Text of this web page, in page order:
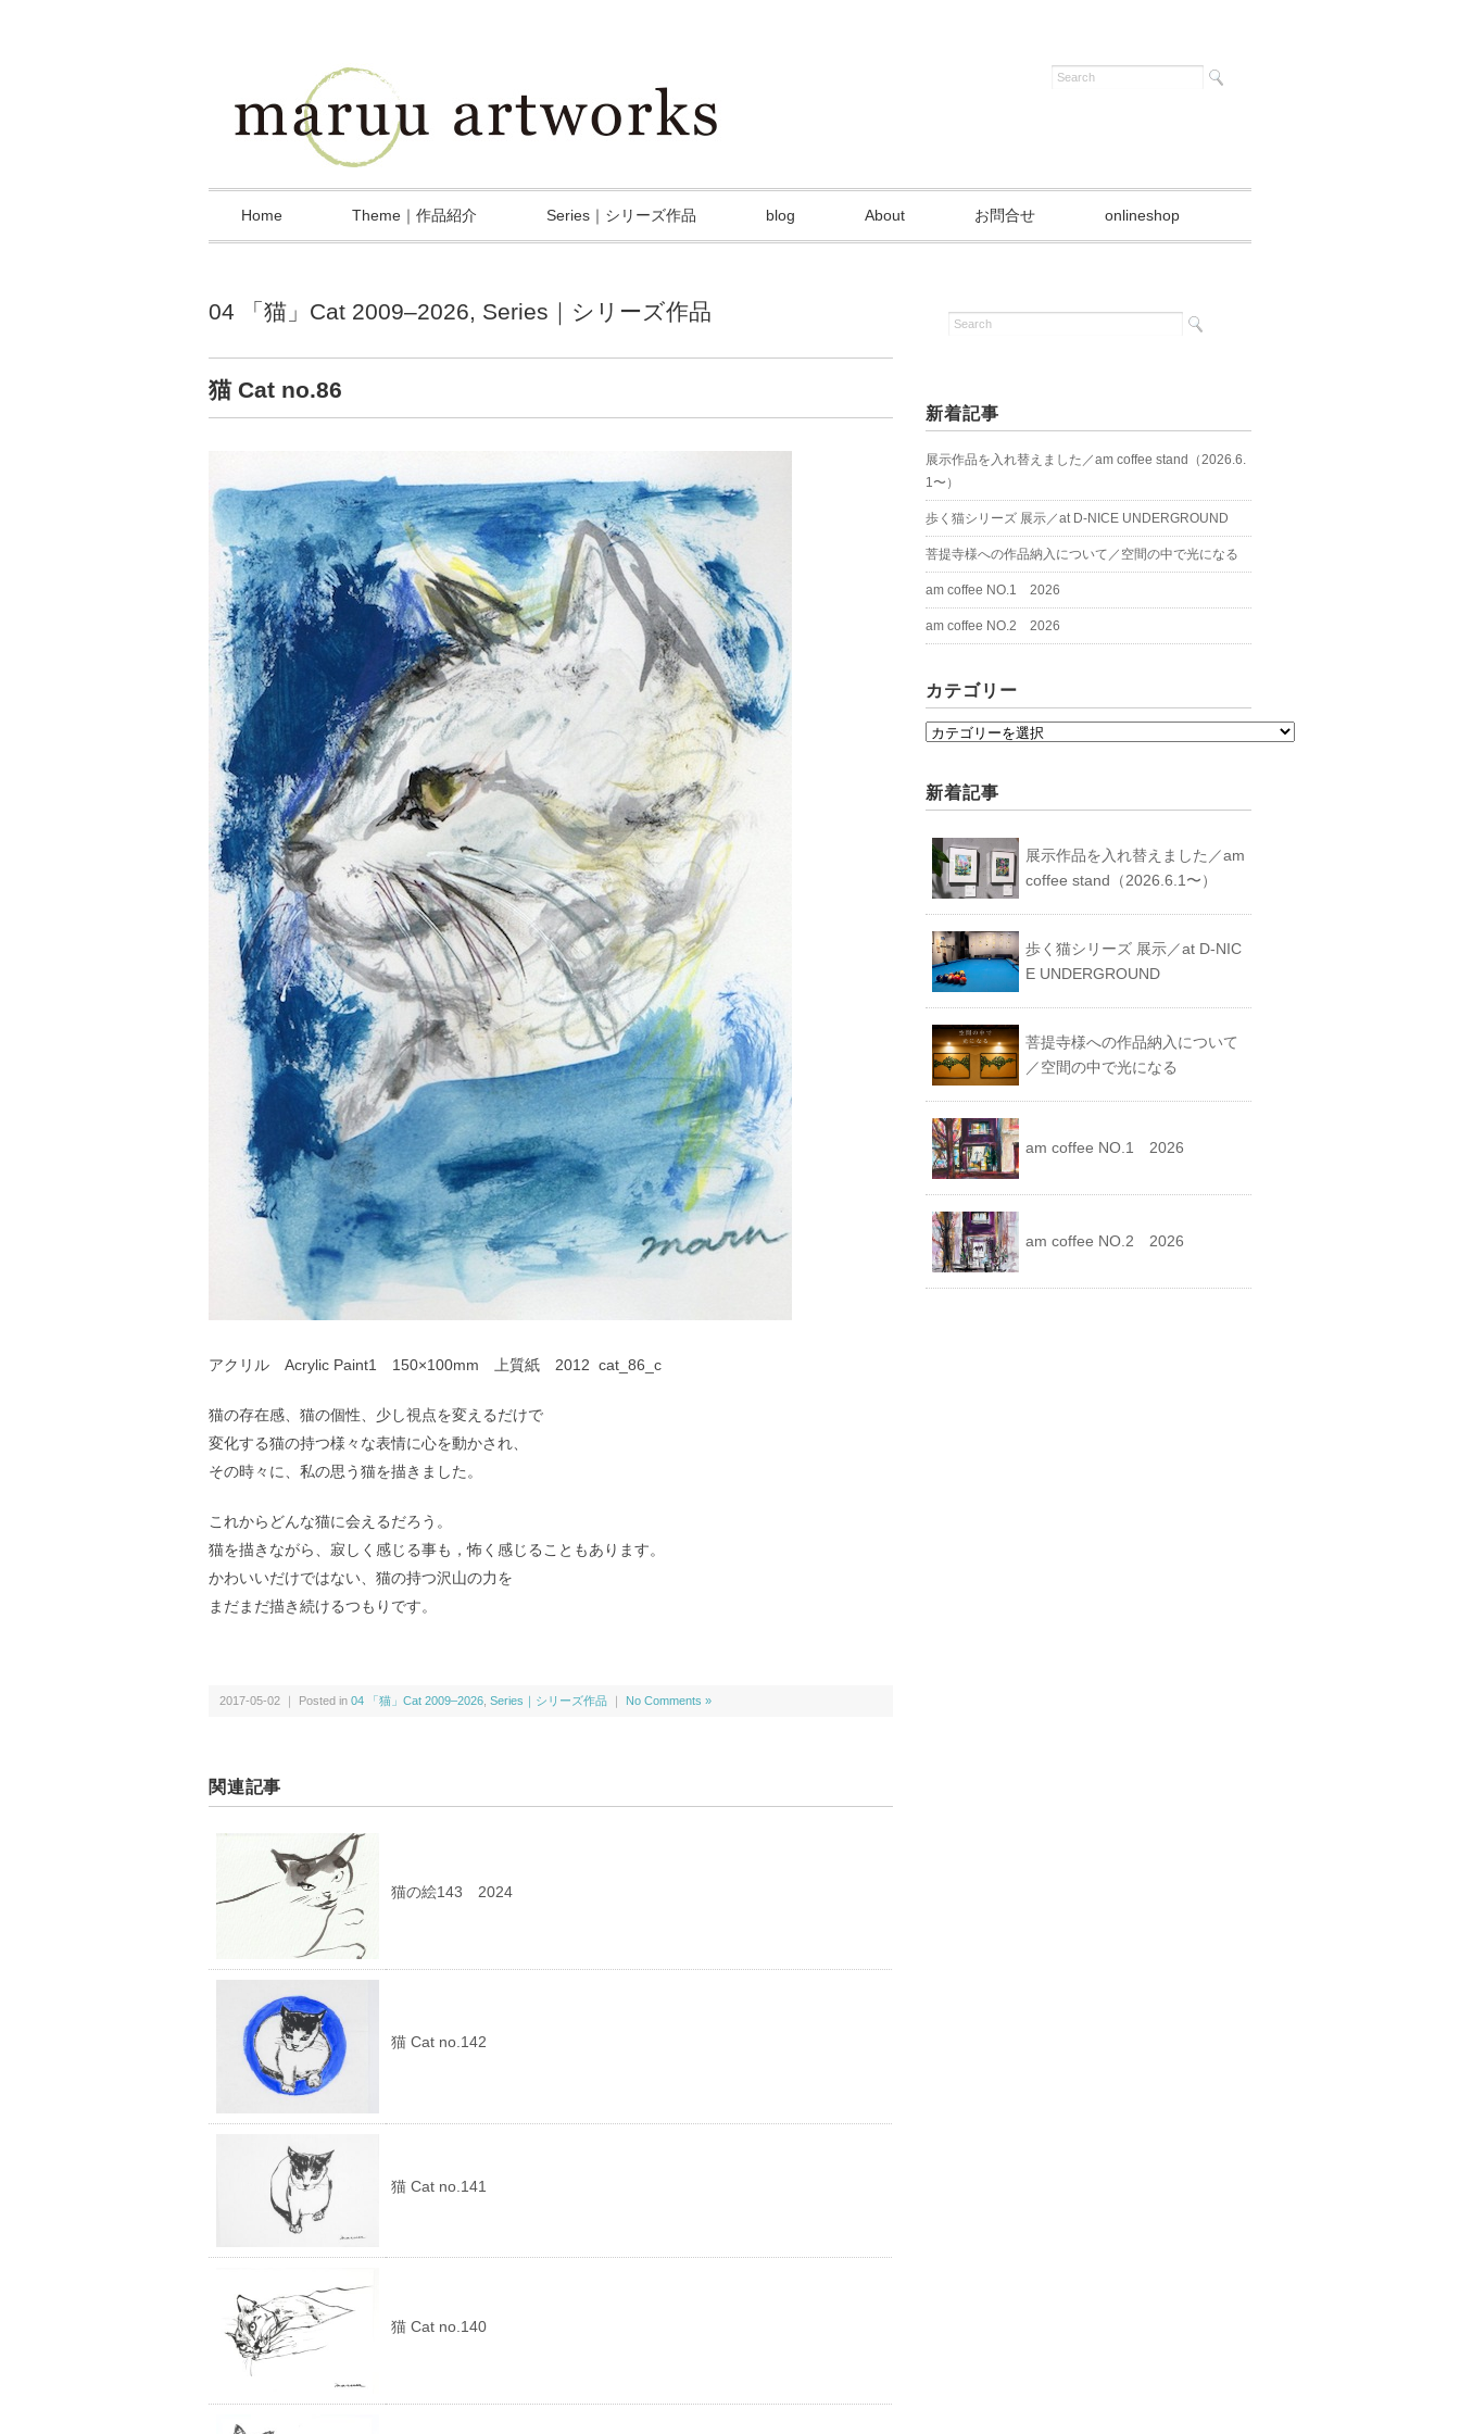
Home Theme｜作品紹介 Series｜シリーズ作品 blog About お問合せ onlineshop
04 「猫」Cat 2009–2026, Series｜シリーズ作品
猫 Cat no.86
アクリル Acrylic Paint1 150×100mm 上質紙 2012 cat_86_c
猫の存在感、猫の個性、少し視点を変えるだけで
変化する猫の持つ様々な表情に心を動かされ、
その時々に、私の思う猫を描きました。
これからどんな猫に会えるだろう。
猫を描きながら、寂しく感じる事も，怖く感じることもあります。
かわいいだけではない、猫の持つ沢山の力を
まだまだ描き続けるつもりです。
2017-05-02 ｜ Posted in 04 「猫」Cat 2009–2026 Series｜シリーズ作品 ｜ No Comments »
関連記事
猫の絵143 2024
猫 Cat no.142
猫 Cat no.141
猫 Cat no.140
新着記事
展示作品を入れ替えました／am coffee stand（2026.6.
1〜）
歩く猫シリーズ 展示／at D-NICE UNDERGROUND
菩提寺様への作品納入について／空間の中で光になる
am coffee NO.1 2026
am coffee NO.2 2026
カテゴリー
カ
ゴ
リ
ー
新着記事
展示作品を入れ替えました／am
coffee stand（2026.6.1〜）
歩く猫シリーズ 展示／at D-NIC
E UNDERGROUND
菩提寺様への作品納入について
／空間の中で光になる
am coffee NO.1 2026
am coffee NO.2 2026